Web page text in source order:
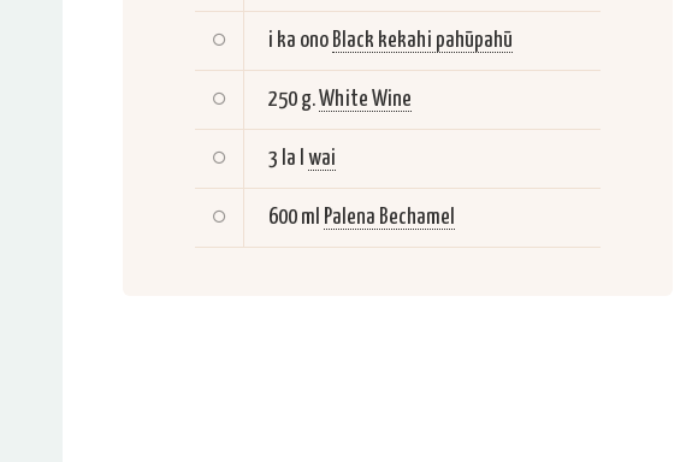
i ka ono Black kekahi pahūpahū
250 g.White Wine
3 la l wai
600 ml Palena Bechamel